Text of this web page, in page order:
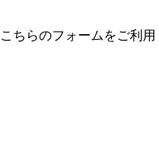
ちらのフォームをご利